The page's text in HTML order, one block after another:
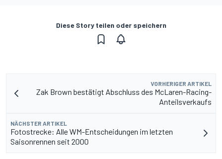
Diese Story teilen oder speichern
VORHERIGER ARTIKEL
Zak Brown bestätigt Abschluss des McLaren-Racing-
Anteilsverkaufs
NÄCHSTER ARTIKEL
Fotostrecke: Alle WM-Entscheidungen im letzten
Saisonrennen seit 2000